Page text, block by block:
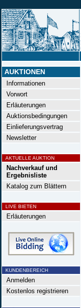
AUKTIONEN
Informationen
Vorwort
Erläuterungen
Auktionsbedingungen
Einlieferungsvertrag
Newsletter
AKTUELLE AUKTION
Nachverkauf und
Ergebnisliste
Katalog zum Blättern
LIVE BIETEN
Erläuterungen
KUNDENBEREICH
Anmelden
Kostenlos registrieren